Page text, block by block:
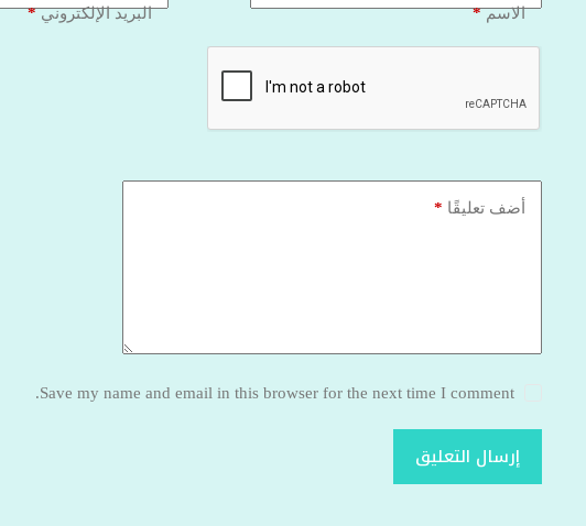
الاسم* البريد الإلكتروني*
أضف تعليقًا *
Save my name and email in this browser for the next time I comment.
إرسال التعليق